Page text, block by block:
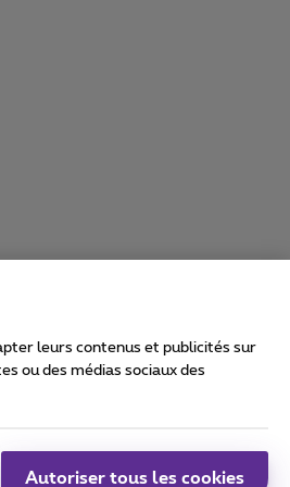
leurs contenus et publicités sur
ou des médias sociaux des
Autoriser tous les cookies